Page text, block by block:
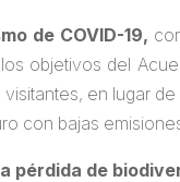
de COVID-19,
objetivos del
en lugar
con bajas
pérdida de